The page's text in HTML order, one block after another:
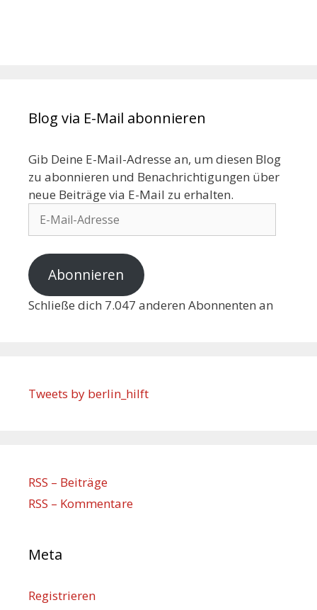
Blog via E-Mail abonnieren
Gib Deine E-Mail-Adresse an, um diesen Blog
zu abonnieren und Benachrichtigungen über
neue Beiträge via E-Mail zu erhalten.
Abonnieren
Schließe dich 7.047 anderen Abonnenten an
Tweets by berlin_hilft
RSS – Beiträge
RSS – Kommentare
Meta
Registrieren